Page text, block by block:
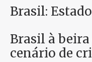
Brasil:
Brasil à
cenário de